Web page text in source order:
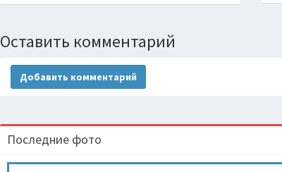
Оставить комментарий
Добавить комментарий
Последние фото